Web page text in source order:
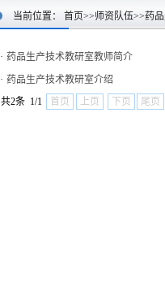
当前位置： 首页>>师资队伍>>药
· 药品生产技术教研室教师简介
· 药品生产技术教研室介绍
共2条 1/1
首页 上页 下页 尾页